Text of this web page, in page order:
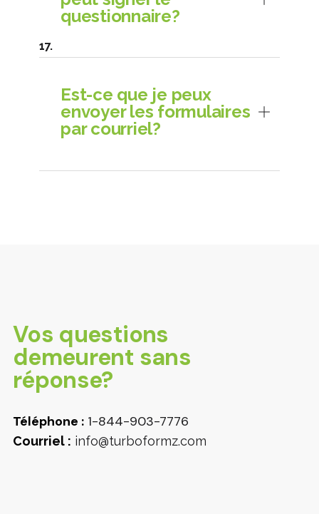
questionnaire?
Est-ce que je peux
envoyer les formulaires
par courriel?
Vos questions
demeurent sans
réponse?
Téléphone : 1-844-903-7776
Courriel : info@turboformz.com